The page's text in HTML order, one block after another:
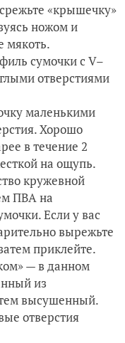
«крышечку»
ножом и
мякоть.
сумочки с V–
отверстиями
маленькими
Хорошо
в течение 2
на ощупь.
кружевной
ПВА на
Если у вас
вырежьте
приклейте.
— в данном
из
высушенный.
отверстия